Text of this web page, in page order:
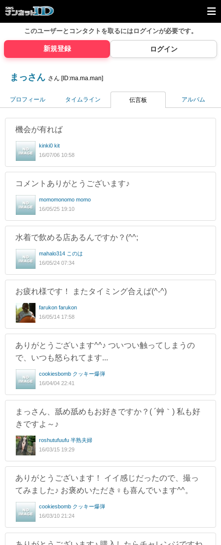
このユーザーとコンタクトを取るにはログインが必要です。
新規登録 ログイン
まっさん さん [ID:ma.ma.man]
プロフィール タイムライン 伝言板 アルバム
機会が有れば
kinki0 kit
16/07/06 10:58
コメントありがとうございます♪
momomonomo momo
16/05/25 19:10
水着で飲める店あるんですか？(^^;
mahalo314 このは
16/05/24 07:34
お疲れ様です！ またタイミング合えば(^-^)
farukon farukon
16/05/14 17:58
ありがとうございます^^♪ ついつい触ってしまうの
で、いつも怒られてます...
cookiesbomb クッキー爆弾
16/04/04 22:41
まっさん、舐め舐めもお好きですか？( ´艸｀) 私も好
きですよ～♪
roshutufuufu 半熟夫婦
16/03/15 19:29
ありがとうございます！ イイ感じだったので、撮っ
てみました♪ お褒めいただき♀も喜んでいます^^。
cookiesbomb クッキー爆弾
16/03/10 21:24